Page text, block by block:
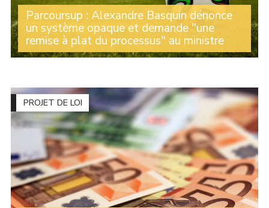
Parcoursup : Alexandre Basquin dénonce
un système opaque et demande "une
remise à plat du processus" au ministre
Refus des premiers choix, y compris en cas de bons
de la plateforme, opacité des (...)
PROJET DE LOI